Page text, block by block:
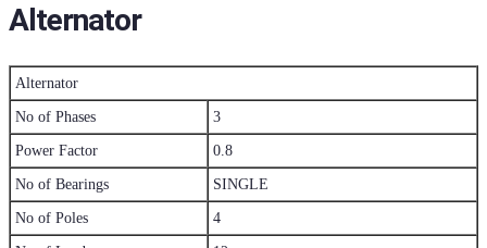
Alternator
Alternator
No of Phases 3
Power Factor 0.8
No of Bearings SINGLE
No of Poles 4